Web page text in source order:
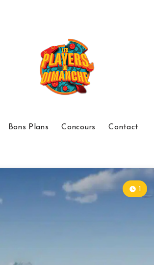
Bons Plans Concours Contact
1